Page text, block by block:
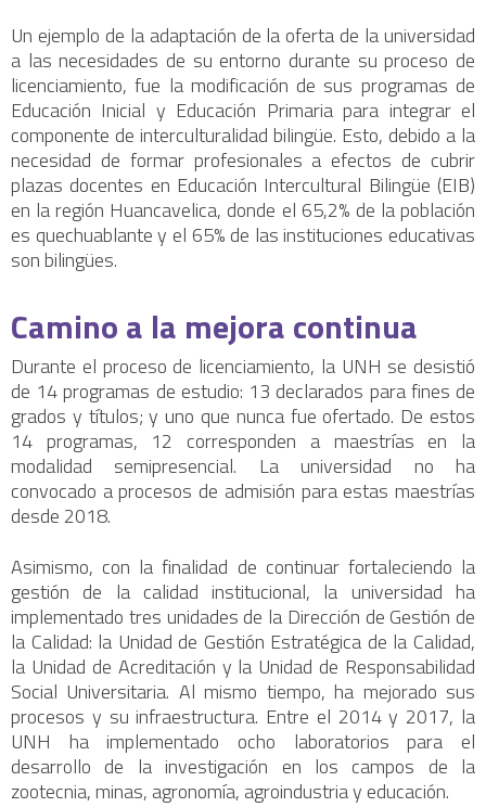
Un ejemplo de la adaptación de la oferta de la universidad
a las necesidades de su entorno durante su proceso de
licenciamiento, fue la modificación de sus programas de
Educación Inicial y Educación Primaria para integrar el
componente de interculturalidad bilingüe. Esto, debido a la
necesidad de formar profesionales a efectos de cubrir
plazas docentes en Educación Intercultural Bilingüe (EIB)
en la región Huancavelica, donde el 65,2% de la población
es quechuablante y el 65% de las instituciones educativas
son bilingües.
Camino a la mejora continua
Durante el proceso de licenciamiento, la UNH se desistió
de 14 programas de estudio: 13 declarados para fines de
grados y títulos; y uno que nunca fue ofertado. De estos
14 programas, 12 corresponden a maestrías en la
modalidad semipresencial. La universidad no ha
convocado a procesos de admisión para estas maestrías
desde 2018.
Asimismo, con la finalidad de continuar fortaleciendo la
gestión de la calidad institucional, la universidad ha
implementado tres unidades de la Dirección de Gestión de
la Calidad: la Unidad de Gestión Estratégica de la Calidad,
la Unidad de Acreditación y la Unidad de Responsabilidad
Social Universitaria. Al mismo tiempo, ha mejorado sus
procesos y su infraestructura. Entre el 2014 y 2017, la
UNH ha implementado ocho laboratorios para el
desarrollo de la investigación en los campos de la
zootecnia, minas, agronomía, agroindustria y educación.